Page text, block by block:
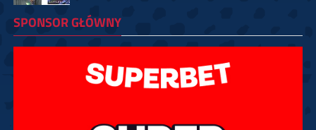
SPONSOR GŁÓWNY